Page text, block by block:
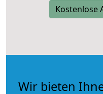
Kostenlose
Wir bieten